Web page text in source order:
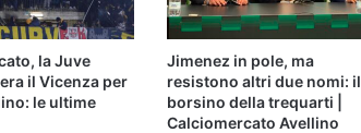
la Juve
il Vicenza per
le ultime
Jimenez in pole, ma
resistono altri due nomi: il
borsino della trequarti |
Calciomercato Avellino